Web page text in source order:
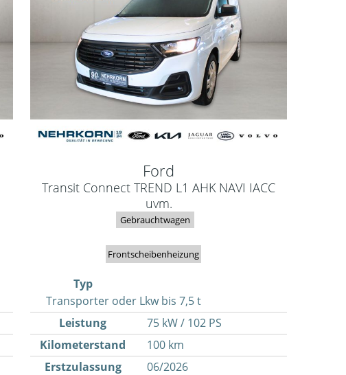
Ford
Transit Connect TREND L1 AHK NAVI IACC
uvm.
Gebrauchtwagen
Frontscheibenheizung
Typ
Transporter oder Lkw bis 7,5 t
Leistung
75 kW / 102 PS
Kilometerstand
100 km
Erstzulassung
06/2026